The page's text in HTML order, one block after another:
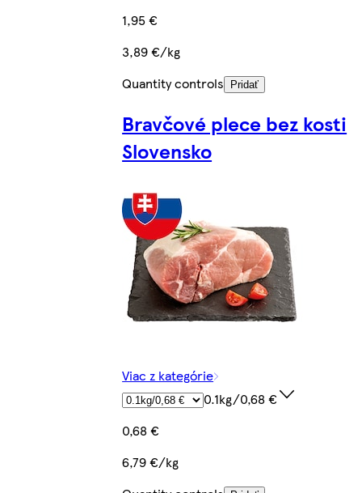
1,95 €
3,89 €/kg
Quantity controls Pridať
Bravčové plece bez kosti
Slovensko
Viac z kategórie
0.1kg/0,68 €
0,68 €
6,79 €/kg